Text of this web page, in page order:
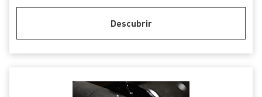
Descubrir